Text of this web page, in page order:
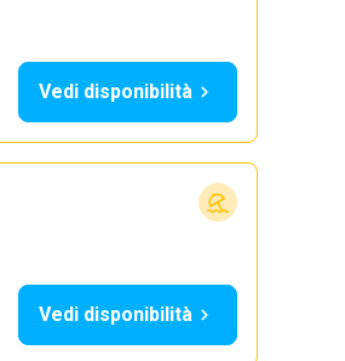
Vedi disponibilità
Vedi disponibilità